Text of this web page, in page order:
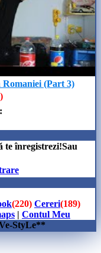
Romaniei (Part 3)
te înregistrezi!Sau
(220) Cereri(189)
| Contul Meu
StyLe**